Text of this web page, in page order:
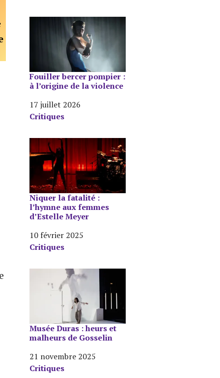
Fouiller bercer pompier :
à l’origine de la violence
Date
17 juillet 2026
Par rapport à
Critiques
Niquer la fatalité :
l’hymne aux femmes
d’Estelle Meyer
Date
10 février 2025
Par rapport à
Critiques
Musée Duras : heurs et
malheurs de Gosselin
Date
21 novembre 2025
Par rapport à
Critiques